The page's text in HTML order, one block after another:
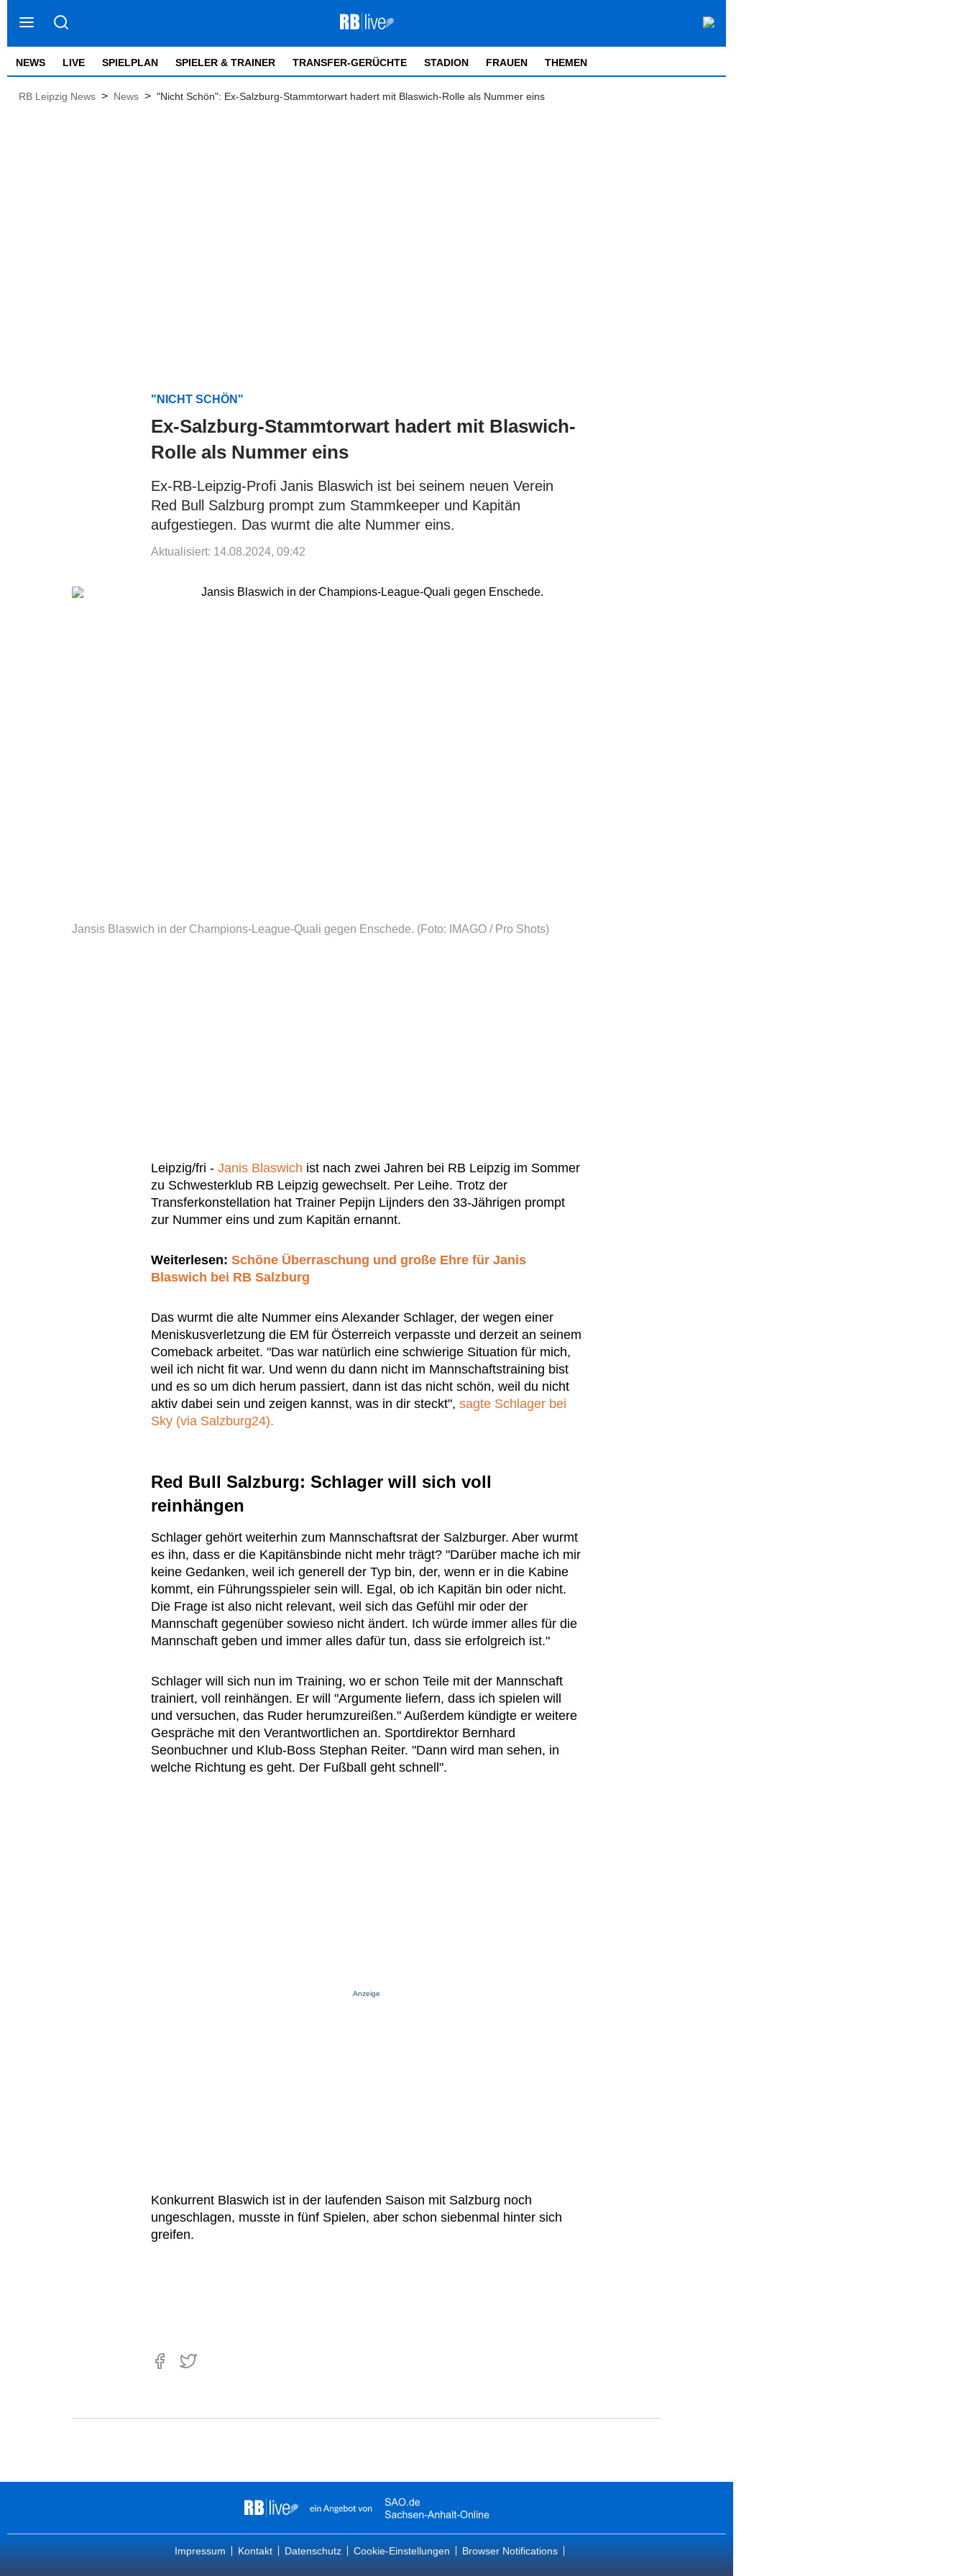
NEWS LIVE SPIELPLAN SPIELER & TRAINER TRANSFER-GERÜCHTE STADION FRAUEN THEMEN
RB Leipzig News > News > "Nicht Schön": Ex-Salzburg-Stammtorwart hadert mit Blaswich-Rolle als Nummer eins
"NICHT SCHÖN"
Ex-Salzburg-Stammtorwart hadert mit Blaswich-
Rolle als Nummer eins
Ex-RB-Leipzig-Profi Janis Blaswich ist bei seinem neuen Verein
Red Bull Salzburg prompt zum Stammkeeper und Kapitän
aufgestiegen. Das wurmt die alte Nummer eins.
Aktualisiert: 14.08.2024, 09:42
Jansis Blaswich in der Champions-League-Quali gegen Enschede. (Foto: IMAGO / Pro Shots)
Leipzig/fri - Janis Blaswich ist nach zwei Jahren bei RB Leipzig im Sommer
zu Schwesterklub RB Leipzig gewechselt. Per Leihe. Trotz der
Transferkonstellation hat Trainer Pepijn Lijnders den 33-Jährigen prompt
zur Nummer eins und zum Kapitän ernannt.
Weiterlesen: Schöne Überraschung und große Ehre für Janis
Blaswich bei RB Salzburg
Das wurmt die alte Nummer eins Alexander Schlager, der wegen einer
Meniskusverletzung die EM für Österreich verpasste und derzeit an seinem
Comeback arbeitet. "Das war natürlich eine schwierige Situation für mich,
weil ich nicht fit war. Und wenn du dann nicht im Mannschaftstraining bist
und es so um dich herum passiert, dann ist das nicht schön, weil du nicht
aktiv dabei sein und zeigen kannst, was in dir steckt", sagte Schlager bei
Sky (via Salzburg24).
Red Bull Salzburg: Schlager will sich voll
reinhängen
Schlager gehört weiterhin zum Mannschaftsrat der Salzburger. Aber wurmt
es ihn, dass er die Kapitänsbinde nicht mehr trägt? "Darüber mache ich mir
keine Gedanken, weil ich generell der Typ bin, der, wenn er in die Kabine
kommt, ein Führungsspieler sein will. Egal, ob ich Kapitän bin oder nicht.
Die Frage ist also nicht relevant, weil sich das Gefühl mir oder der
Mannschaft gegenüber sowieso nicht ändert. Ich würde immer alles für die
Mannschaft geben und immer alles dafür tun, dass sie erfolgreich ist."
Schlager will sich nun im Training, wo er schon Teile mit der Mannschaft
trainiert, voll reinhängen. Er will "Argumente liefern, dass ich spielen will
und versuchen, das Ruder herumzureißen." Außerdem kündigte er weitere
Gespräche mit den Verantwortlichen an. Sportdirektor Bernhard
Seonbuchner und Klub-Boss Stephan Reiter. "Dann wird man sehen, in
welche Richtung es geht. Der Fußball geht schnell".
Anzeige
Konkurrent Blaswich ist in der laufenden Saison mit Salzburg noch
ungeschlagen, musste in fünf Spielen, aber schon siebenmal hinter sich
greifen.
Impressum Kontakt Datenschutz Cookie-Einstellungen Browser Notifications